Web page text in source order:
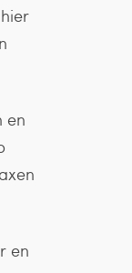
en
en